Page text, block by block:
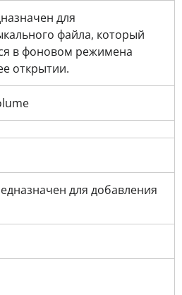
для
файла, который
в фоновом режимена
открытии.
для добавления